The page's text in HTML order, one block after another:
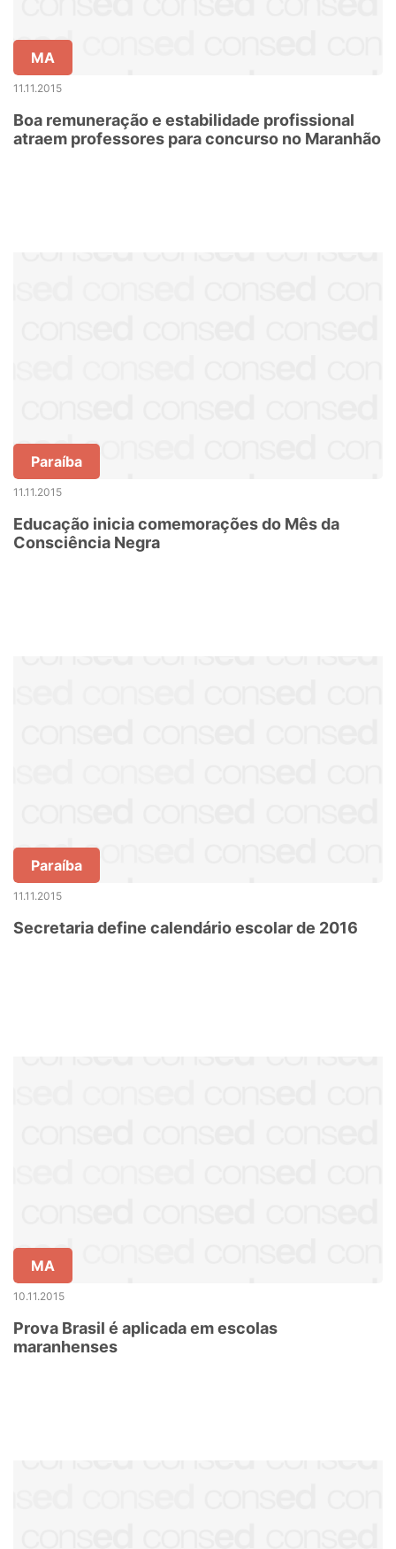
MA
11.11.2015
Boa remuneração e estabilidade profissional
atraem professores para concurso no Maranhão
Paraíba
11.11.2015
Educação inicia comemorações do Mês da
Consciência Negra
Paraíba
11.11.2015
Secretaria define calendário escolar de 2016
MA
10.11.2015
Prova Brasil é aplicada em escolas
maranhenses